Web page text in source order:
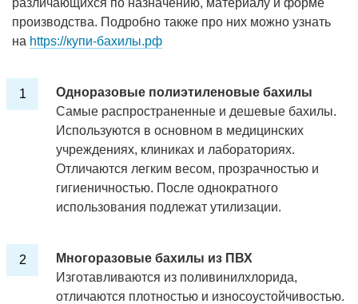
производства. Подробно также про них можно узнать
на https://купи-бахилы.рф
Одноразовые полиэтиленовые бахилы
Самые распространенные и дешевые бахилы.
Используются в основном в медицинских
учреждениях, клиниках и лабораториях.
Отличаются легким весом, прозрачностью и
гигиеничностью. После однократного
использования подлежат утилизации.
Многоразовые бахилы из ПВХ
Изготавливаются из поливинилхлорида,
отличаются плотностью и износоустойчивостью.